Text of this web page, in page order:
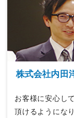
株式会社内田
お客様に安心し
頂けるようになり